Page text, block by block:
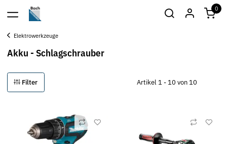
0
Elektrowerkzeuge
Akku - Schlagschrauber
Filter Artikel 1 - 10 von 10